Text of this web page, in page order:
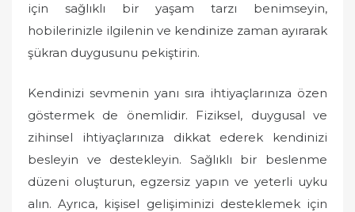
için sağlıklı bir yaşam tarzı benimseyin,
hobilerinizle ilgilenin ve kendinize zaman ayırarak
şükran duygusunu pekiştirin.
Kendinizi sevmenin yanı sıra ihtiyaçlarınıza özen
göstermek de önemlidir. Fiziksel, duygusal ve
zihinsel ihtiyaçlarınıza dikkat ederek kendinizi
besleyin ve destekleyin. Sağlıklı bir beslenme
düzeni oluşturun, egzersiz yapın ve yeterli uyku
alın. Ayrıca, kişisel gelişiminizi desteklemek için